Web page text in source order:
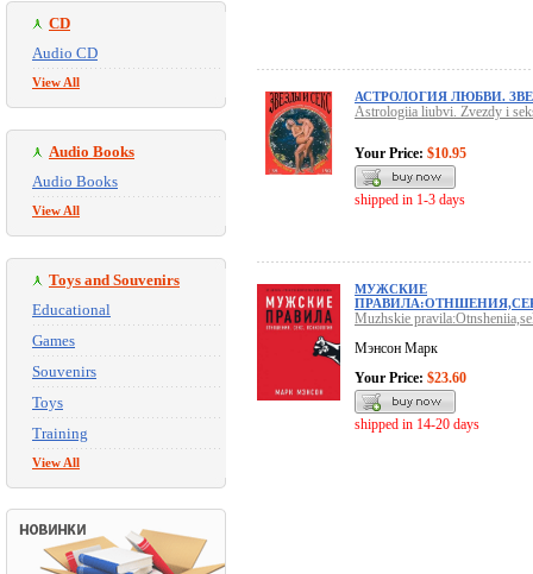
CD
Audio CD
View All
Audio Books
Audio Books
View All
Toys and Souvenirs
Educational
Games
Souvenirs
Toys
Training
View All
АСТРОЛОГИЯ ЛЮБВИ.
Astrologiia liubvi. Zvezdy i
Your Price: $10.95
shipped in 1-3 days
МУЖСКИЕ
Muzhskie
Мэнсон Марк
Your Price: $23.60
shipped in 14-20 days